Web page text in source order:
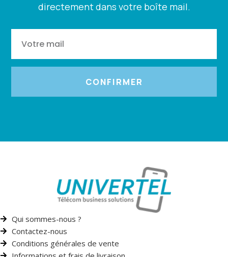
directement dans votre boîte mail.
CONFIRMER
Qui sommes-nous ?
Contactez-nous
Conditions générales de vente